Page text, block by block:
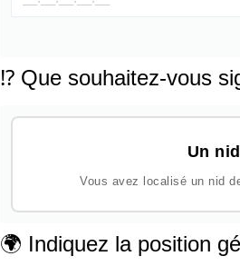
⁉️ Que souhaitez-vous
Un nid
Vous avez localisé un nid
🌍 Indiquez la position